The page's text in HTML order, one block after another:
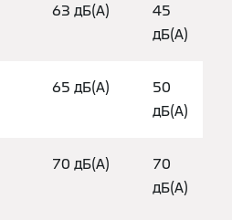
63 дБ(А)
45
дБ(А)
65 дБ(А)
50
дБ(А)
70 дБ(А)
70
дБ(А)